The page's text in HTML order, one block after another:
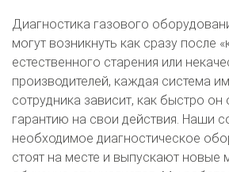
О автосервисе
Установка ГБО за 6
Диагностика газового
могут возникнуть как сразу после
естественного старения или
производителей, каждая система
сотрудника зависит, как быстро
гарантию на свои действия. Наши
необходимое диагностическое
стоят на месте и выпускают